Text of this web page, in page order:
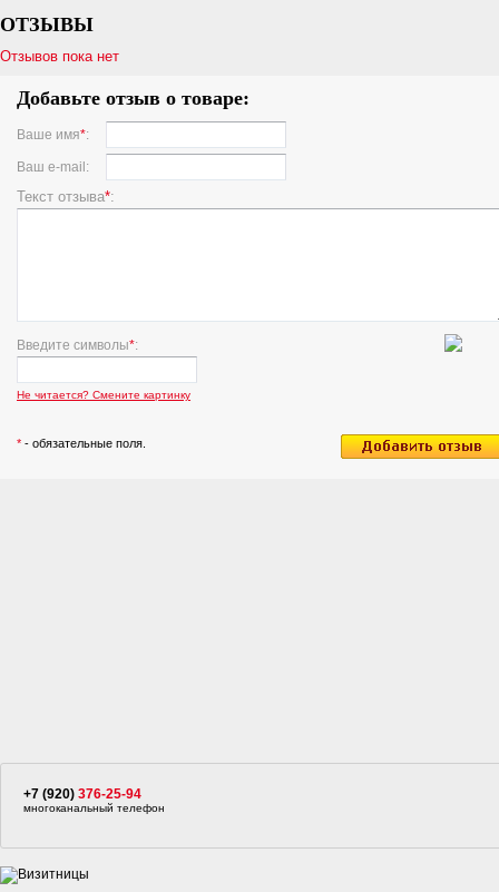
ОТЗЫВЫ
Отзывов пока нет
Добавьте отзыв о товаре:
Ваше имя*:
Ваш e-mail:
Текст отзыва*:
Введите символы*:
Не читается? Смените картинку
* - обязательные поля.
+7 (920) 376-25-94
многоканальный телефон